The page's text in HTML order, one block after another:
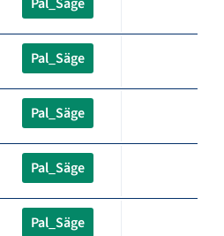
Pal_Säge
Pal_Säge
Pal_Säge
Pal_Säge